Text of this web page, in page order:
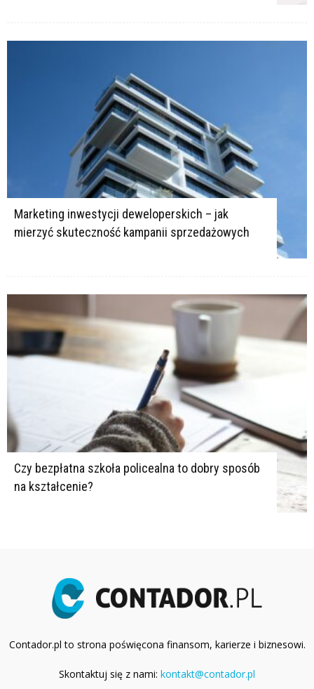
Marketing inwestycji deweloperskich – jak
mierzyć skuteczność kampanii sprzedażowych
Czy bezpłatna szkoła policealna to dobry sposób
na kształcenie?
Contador.pl to strona poświęcona finansom, karierze i biznesowi.
Skontaktuj się z nami: kontakt@contador.pl